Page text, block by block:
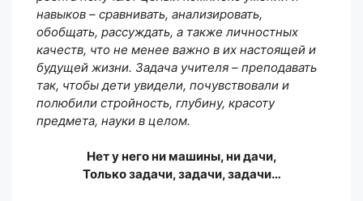
навыков – сравнивать, анализировать,
обобщать, рассуждать, а также личностных
качеств, что не менее важно в их настоящей и
будущей жизни. Задача учителя – преподавать
так, чтобы дети увидели, почувствовали и
полюбили стройность, глубину, красоту
предмета, науки в целом.
Нет у него ни машины, ни дачи,
Только задачи, задачи, задачи…